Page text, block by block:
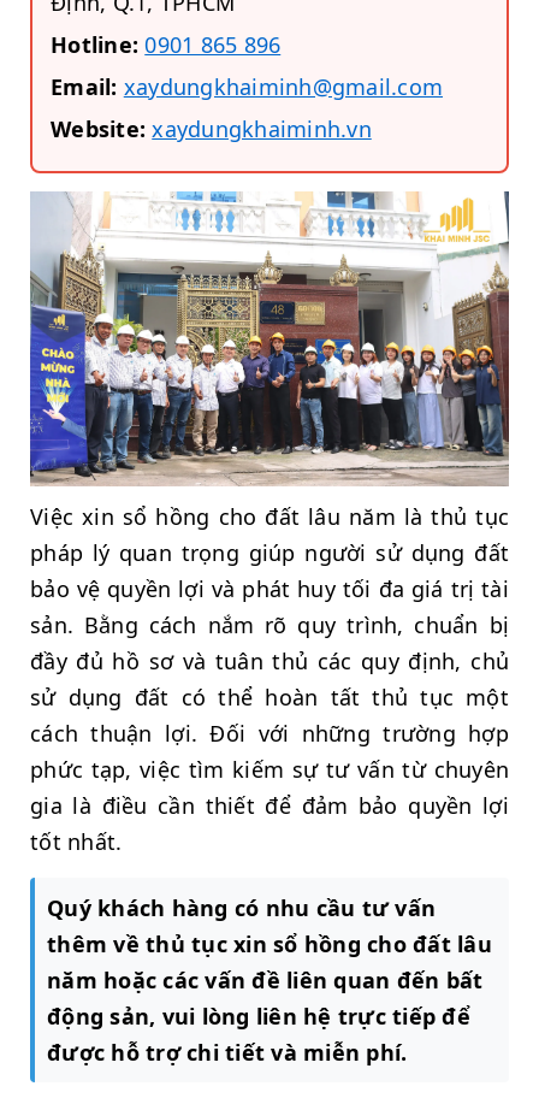
Hotline: 0901 865 896
Email: xaydungkhaiminh@gmail.com
Website: xaydungkhaiminh.vn
Việc xin sổ hồng cho đất lâu năm là thủ tục
pháp lý quan trọng giúp người sử dụng đất
bảo vệ quyền lợi và phát huy tối đa giá trị tài
sản. Bằng cách nắm rõ quy trình, chuẩn bị
đầy đủ hồ sơ và tuân thủ các quy định, chủ
sử dụng đất có thể hoàn tất thủ tục một
cách thuận lợi. Đối với những trường hợp
phức tạp, việc tìm kiếm sự tư vấn từ chuyên
gia là điều cần thiết để đảm bảo quyền lợi
tốt nhất.
Quý khách hàng có nhu cầu tư vấn
thêm về thủ tục xin sổ hồng cho đất lâu
năm hoặc các vấn đề liên quan đến bất
động sản, vui lòng liên hệ trực tiếp để
được hỗ trợ chi tiết và miễn phí.